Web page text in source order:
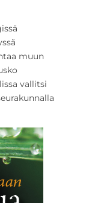
muun
vallitsi